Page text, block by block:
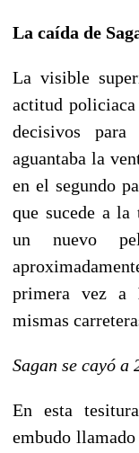
La caída de
La visible
actitud policiaca
decisivos
aguantaba la
en el segundo
que sucede a la
un nuevo
primera vez a
mismas
Sagan se cayó a
En esta
embudo